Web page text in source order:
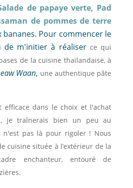
de papaye verte, Pad
de pommes de terre
bananes. Pour commencer le
de m'initier à réaliserce qui
de la cuisine thaïlandaise, à
Waan, une authentique pâte
efficace dans le choix et l'achat
je traînerais bien un peu au
n'est pas là pour rigoler ! Nous
cuisine située à l’extérieur de la
enchanteur, entouré de